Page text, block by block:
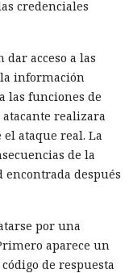
credenciales
acceso a las
la información
las funciones de
realizara
ataque real. La
de la
después
por una
aparece un
de respuesta